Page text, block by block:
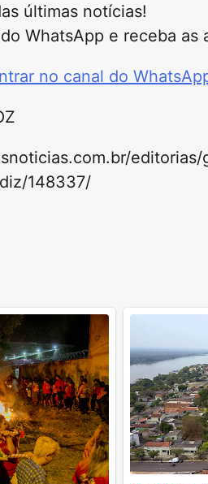
últimas notícias!
WhatsApp e receba as
no canal do
148337/